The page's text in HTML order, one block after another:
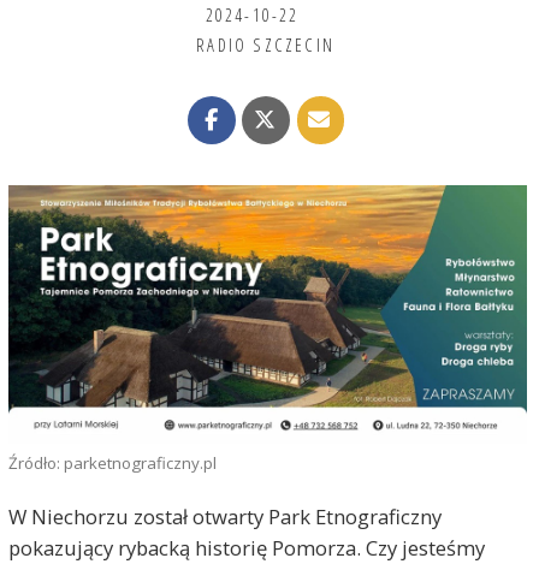
2024-10-22
RADIO SZCZECIN
Źródło: parketnograficzny.pl
W Niechorzu został otwarty Park Etnograficzny
pokazujący rybacką historię Pomorza. Czy jesteśmy